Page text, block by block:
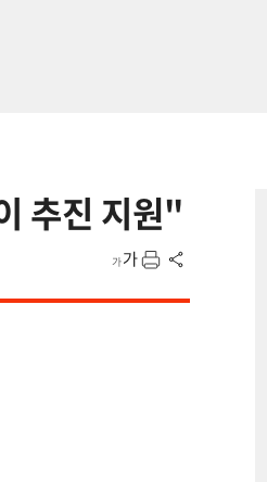
추진 지원"